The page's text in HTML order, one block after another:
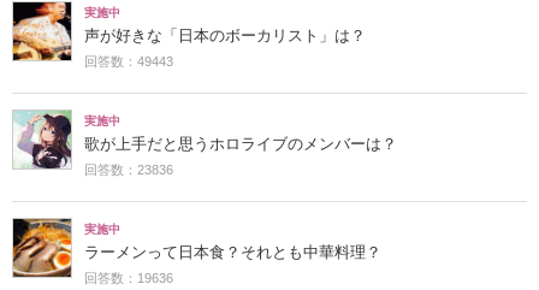
実施中
声が好きな「日本のボーカリスト」は？
回答数：49443
実施中
歌が上手だと思うホロライブのメンバーは？
回答数：23836
実施中
ラーメンって日本食？それとも中華料理？
回答数：19636